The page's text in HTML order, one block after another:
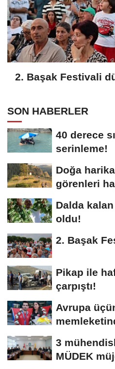
2. Başak Festivali
SON HABERLER
40 derece
serinleme!
Doğa
görenleri
Dalda
oldu!
2. Başak
Pikap ile
çarpıştı!
Avrupa
3
MÜDEK